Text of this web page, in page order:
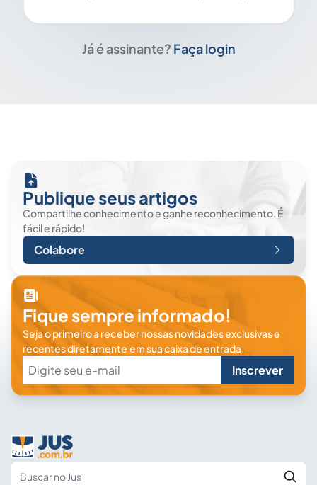
Já é assinante? Faça login
Publique seus artigos
Compartilhe conhecimento e ganhe reconhecimento. É
fácil e rápido!
Colabore
Fique sempre informado!
Seja o primeiro a receber nossas novidades exclusivas e
recentes diretamente em sua caixa de entrada.
Inscrever